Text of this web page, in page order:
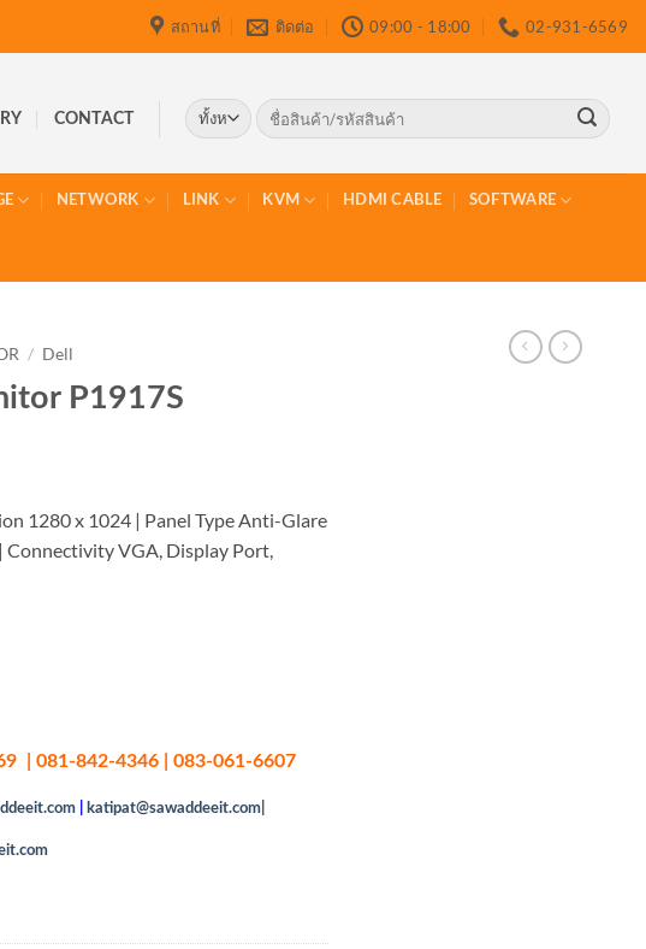
สถานที่ ติดต่อ 09:00 - 18:00 02-931-6569
CONTACT
ค้นหา:
NETWORK LINK KVM HDMI CABLE SOFTWARE
/ Dell
P1917S
1280 x 1024 | Panel Type Anti-Glare
VGA, Display Port,
| 081-842-4346 | 083-061-6607
katipat@sawaddeeit.com|